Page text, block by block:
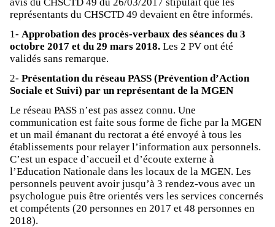
représentants du CHSCTD 49 devaient en être informés.
1- Approbation des procès-verbaux des séances du 3
octobre 2017 et du 29 mars 2018. Les 2 PV ont été
validés sans remarque.
2- Présentation du réseau PASS (Prévention d’Action
Sociale et Suivi) par un représentant de la MGEN
Le réseau PASS n’est pas assez connu. Une
communication est faite sous forme de fiche par la MGEN
et un mail émanant du rectorat a été envoyé à tous les
établissements pour relayer l’information aux personnels.
C’est un espace d’accueil et d’écoute externe à
l’Education Nationale dans les locaux de la MGEN. Les
personnels peuvent avoir jusqu’à 3 rendez-vous avec un
psychologue puis être orientés vers les services concernés
et compétents (20 personnes en 2017 et 48 personnes en
2018).